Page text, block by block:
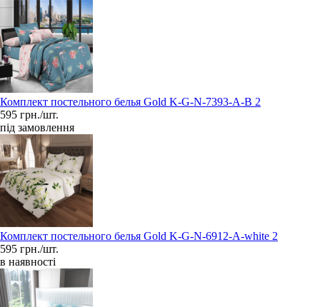
Комплект постельного белья Gold K-G-N-7393-A-B 2
595 грн./шт.
під замовлення
Комплект постельного белья Gold K-G-N-6912-A-white 2
595 грн./шт.
в наявності